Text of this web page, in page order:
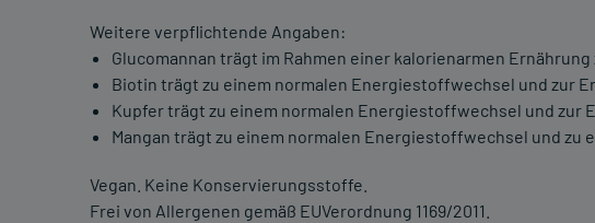
Weitere verpflichtende Angaben:
Glucomannan trägt im Rahmen einer kalorienarmen
Biotin trägt zu einem normalen Energiestoffwechsel und zur
Kupfer trägt zu einem normalen Energiestoffwechsel und zur
Mangan trägt zu einem normalen Energiestoffwechsel und zu
Vegan. Keine Konservierungsstoffe.
Frei von Allergenen gemäß EUVerordnung 1169/2011.